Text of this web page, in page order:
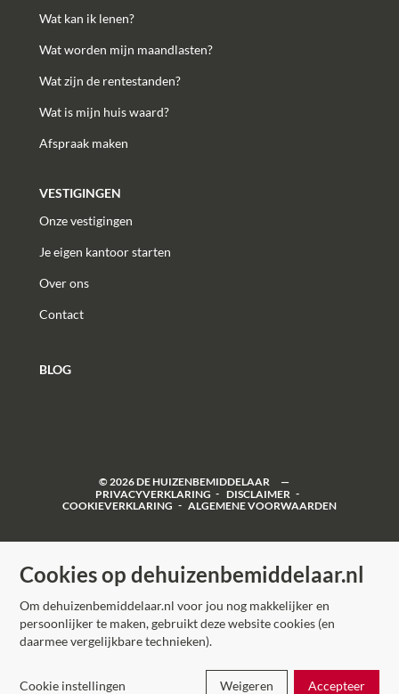
Wat kan ik lenen?
Wat worden mijn maandlasten?
Wat zijn de rentestanden?
Wat is mijn huis waard?
Afspraak maken
VESTIGINGEN
Onze vestigingen
Je eigen kantoor starten
Over ons
Contact
BLOG
© 2026DE HUIZENBEMIDDELAAR
PRIVACYVERKLARING
DISCLAIMER
COOKIEVERKLARING
ALGEMENE VOORWAARDEN
Cookies op dehuizenbemiddelaar.nl
Om dehuizenbemiddelaar.nl voor jou nog makkelijker en
persoonlijker te maken, gebruikt deze website cookies (en
daarmee vergelijkbare technieken).
Accepteer
Weigeren
Cookie instellingen